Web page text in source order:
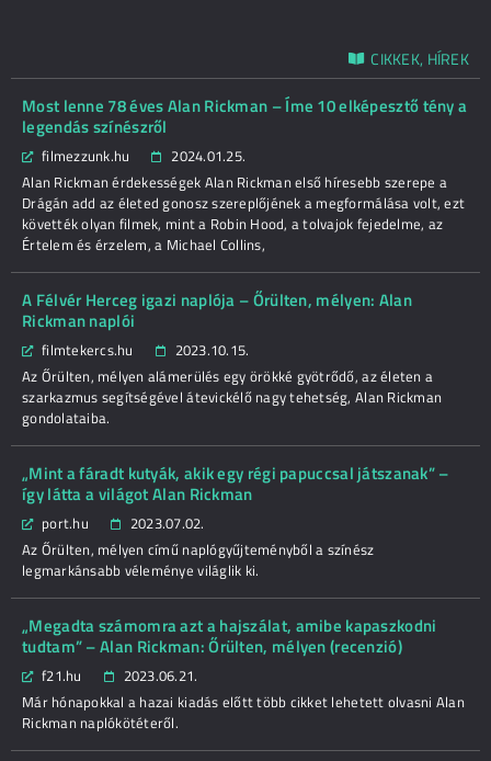
CIKKEK, HÍREK
Most lenne 78 éves Alan Rickman – Íme 10 elképesztő tény a
legendás színészről
filmezzunk.hu
2024.01.25.
Alan Rickman érdekességek Alan Rickman első híresebb szerepe a
Drágán add az életed gonosz szereplőjének a megformálása volt, ezt
követték olyan filmek, mint a Robin Hood, a tolvajok fejedelme, az
Értelem és érzelem, a Michael Collins,
A Félvér Herceg igazi naplója – Őrülten, mélyen: Alan
Rickman naplói
filmtekercs.hu
2023.10.15.
Az Őrülten, mélyen alámerülés egy örökké gyötrődő, az életen a
szarkazmus segítségével átevickélő nagy tehetség, Alan Rickman
gondolataiba.
„Mint a fáradt kutyák, akik egy régi papuccsal játszanak” –
így látta a világot Alan Rickman
port.hu
2023.07.02.
Az Őrülten, mélyen című naplógyűjteményből a színész
legmarkánsabb véleménye világlik ki.
„Megadta számomra azt a hajszálat, amibe kapaszkodni
tudtam” – Alan Rickman: Őrülten, mélyen (recenzió)
f21.hu
2023.06.21.
Már hónapokkal a hazai kiadás előtt több cikket lehetett olvasni Alan
Rickman naplókötéteről.